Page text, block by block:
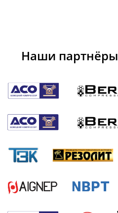
Наши партнёры